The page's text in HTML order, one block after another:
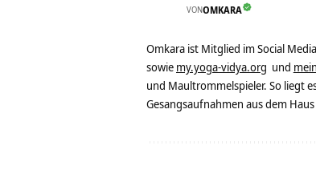
VONOMKARA
Omkara ist Mitglied im Social
sowie my.yoga-vidya.org und
und Maultrommelspieler. So liegt
Gesangsaufnahmen aus dem